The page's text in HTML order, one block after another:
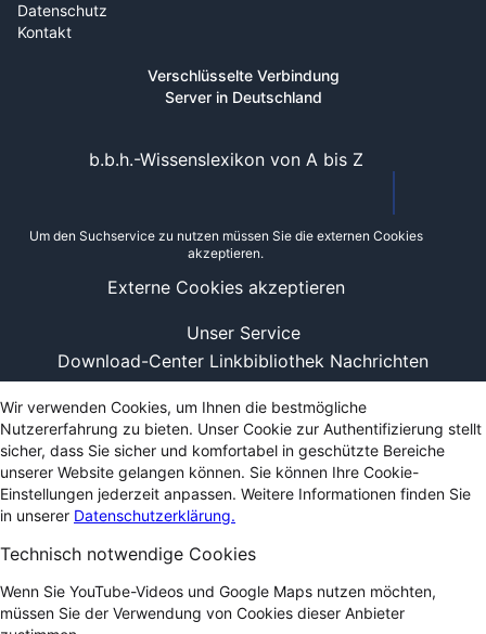
Datenschutz
Kontakt
Verschlüsselte Verbindung
Server in Deutschland
Unser Service
Download-Center Linkbibliothek Nachrichten
b.b.h.-Wissenslexikon von A bis Z
Um den Suchservice zu nutzen müssen Sie die externen Cookies
akzeptieren.
Externe Cookies akzeptieren
Wir verwenden Cookies, um Ihnen die bestmögliche
Nutzererfahrung zu bieten. Unser Cookie zur Authentifizierung stellt
sicher, dass Sie sicher und komfortabel in geschützte Bereiche
unserer Website gelangen können. Sie können Ihre Cookie-
Einstellungen jederzeit anpassen. Weitere Informationen finden Sie
in unserer Datenschutzerklärung.
Technisch notwendige Cookies
Wenn Sie YouTube-Videos und Google Maps nutzen möchten,
müssen Sie der Verwendung von Cookies dieser Anbieter